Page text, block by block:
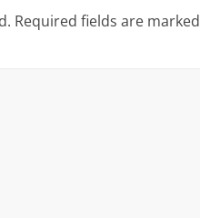
Required fields are marked